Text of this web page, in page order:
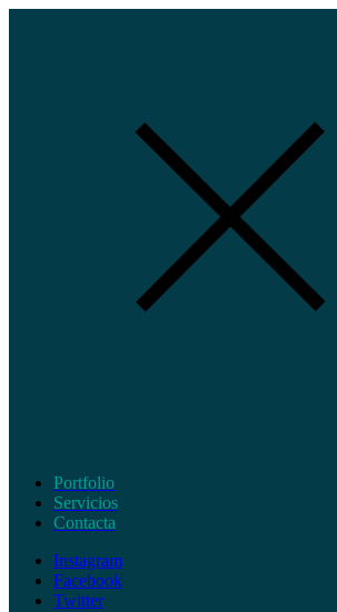
Portfolio
Servicios
Contacta
Instagram
Facebook
Twitter